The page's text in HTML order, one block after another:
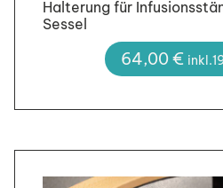
Halterung für
Sessel
64,00€